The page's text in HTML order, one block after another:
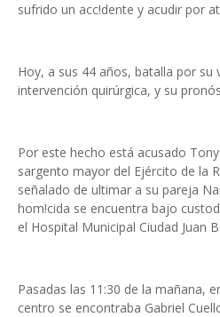
sufrido un acc!dente y acudir por
Hoy, a sus 44 años, batalla por su
intervención quirúrgica, y su
Por este hecho está acusado
sargento mayor del Ejército de la
señalado de ultimar a su pareja
hom!cida se encuentra bajo
el Hospital Municipal Ciudad Juan
Pasadas las 11:30 de la mañana,
centro se encontraba Gabriel